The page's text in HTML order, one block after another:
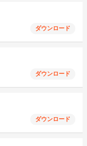
ダウンロード
ダウンロード
ダウンロード